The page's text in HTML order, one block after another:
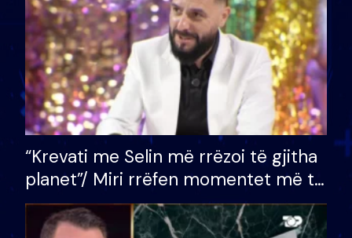
“Krevati me Selin më rrëzoi të gjitha
planet”/ Miri rrëfen momentet më të
bukura në shtëpinë e BB VIP: Do më
mungojë zilja e mëngjesit kur…